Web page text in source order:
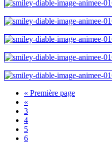
« Première page
«
3
4
5
6